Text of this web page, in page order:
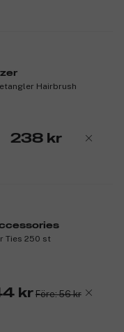
Hairbrush
238 kr
Ties 250 st
kr Före: 56 kr